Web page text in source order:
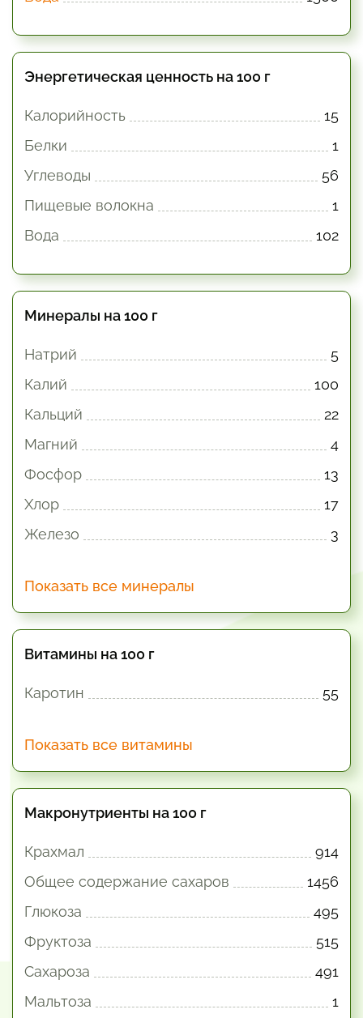
Энергетическая ценность на 100 г
Калорийность
15
Белки
1
Углеводы
56
Пищевые волокна
1
Вода
102
Минералы на 100 г
Натрий
5
Калий
100
Кальций
22
Магний
4
Фосфор
13
Хлор
17
Железо
3
Показать все минералы
Витамины на 100 г
Каротин 55
Показать все витамины
Макронутриенты на 100 г
Крахмал
914
Общее содержание сахаров
1456
Глюкоза
495
Фруктоза
515
Сахароза
491
Мальтоза
1